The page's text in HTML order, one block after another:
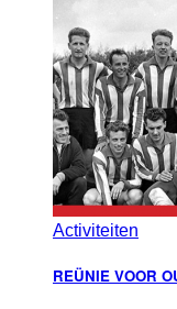
Activiteiten
REÜNIE VOOR